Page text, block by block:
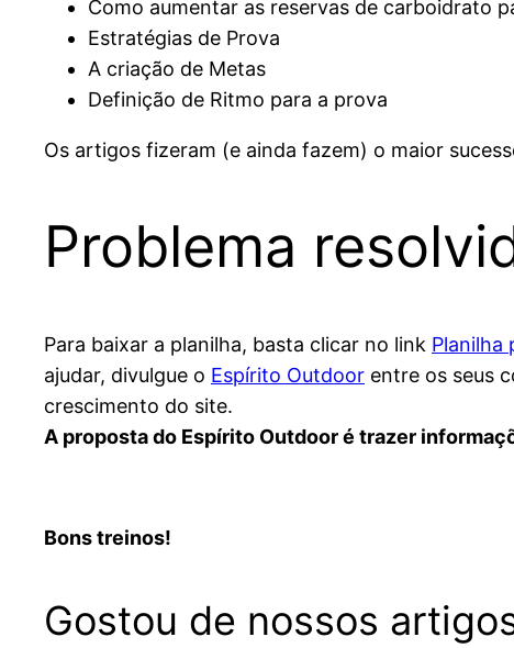
Como aumentar as reservas de carboidrato
Estratégias de Prova
A criação de Metas
Definição de Ritmo para a prova
Os artigos fizeram (e ainda fazem) o maior
Problema
Para baixar a planilha, basta clicar no link Planilha
ajudar, divulgue o Espírito Outdoor entre os seus
crescimento do site.
A proposta do Espírito Outdoor é trazer
Bons treinos!
Gostou de nossos